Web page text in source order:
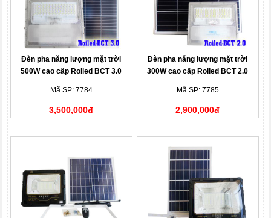
Đèn pha năng lượng mặt trời
500W cao cấp Roiled BCT 3.0
Mã SP: 7784
3,500,000đ
Đèn pha năng lượng mặt trời
300W cao cấp Roiled BCT 2.0
Mã SP: 7785
2,900,000đ